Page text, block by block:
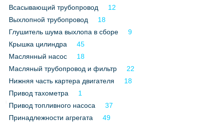
Крюинг
Журнал
Реклама
Услуги
Конференции
Выставки и семинары
Личности
Словарь
Галерея флота
Форум
Всасывающий трубопровод
12
Выхлопной трубопровод
18
Глушитель шума выхлопа в сборе
9
Крышка цилиндра
45
Маслянный насос
18
Масляный трубопровод и фильтр
22
Нижняя часть картера двигателя
18
Привод тахометра
1
Привод топливного насоса
37
Принадлежности агрегата
49